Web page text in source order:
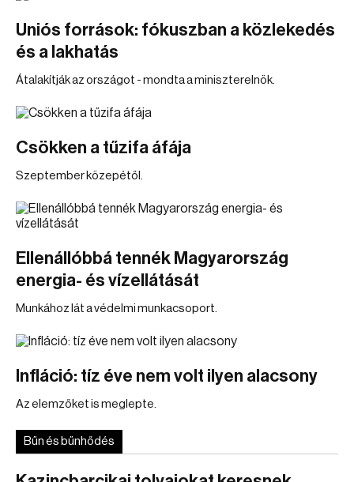
Uniós források: fókuszban a közlekedés
és a lakhatás
Átalakítják az országot - mondta a miniszterelnök.
Csökken a tűzifa áfája
Szeptember közepétől.
Ellenállóbbá tennék Magyarország
energia- és vízellátását
Munkához lát a védelmi munkacsoport.
Infláció: tíz éve nem volt ilyen alacsony
Az elemzőket is meglepte.
Bűn és bűnhődés